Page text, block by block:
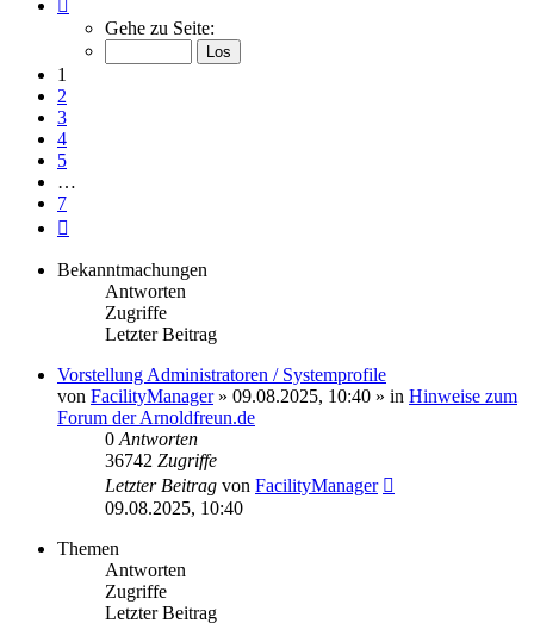
von
Gehe zu Seite:
1
2
3
4
5
…
7
Bekanntmachungen
Antworten
Zugriffe
Letzter Beitrag
Vorstellung Administratoren / Systemprofile
von FacilityManager» 09.08.2025, 10:40 » in Hinweise zum
Forum der Arnoldfreun.de
0Antworten
36742 Zugriffe
Letzter Beitrag von FacilityManager
09.08.2025, 10:40
Themen
Antworten
Zugriffe
Letzter Beitrag